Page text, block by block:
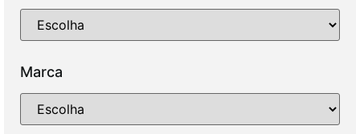
Marca